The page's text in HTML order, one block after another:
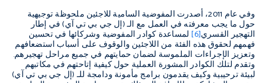
وفي عام 2011، أصدرت المفوضية السامية للاجئين ملحوظة توجيهية
حول ما يجب معرفته في العمل مع الـ (إل جي بي تي آي) في إطار
التهجير القسري[6] لمساعدة كوادر المفوضية وشركائها في تحسين
فهمهم لحقوق هذه الفئة من اللاجئين والوقوف على أسباب استضعافهم
وتعزيز الإجراءات الملموسة لضمان حمايتهم في جميع مراحل تهجيرهم.
وتقدم لتلك الكوادر المشورة العملية حول كيفية إتاحتهم في مكاتبهم
لبيئة ترحيبية وكيف يقدمون برامج مأمونة ودامجة للـ (إل جي بي تي آي)